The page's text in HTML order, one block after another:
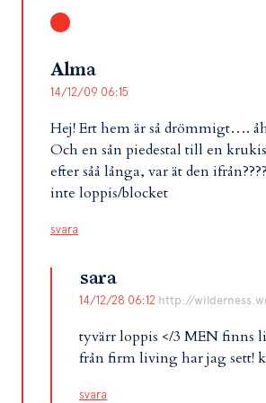
Alma
14/12/09 06:15
Hej! Ert hem är så drömmigt….
Och en sån piedestal till en
efter såå långa, var ät den
inte loppis/blocket
svara
sara
14/12/28 06:12 http://
tyvärr loppis </3 MEN finns
från firm living har jag sett!
svara